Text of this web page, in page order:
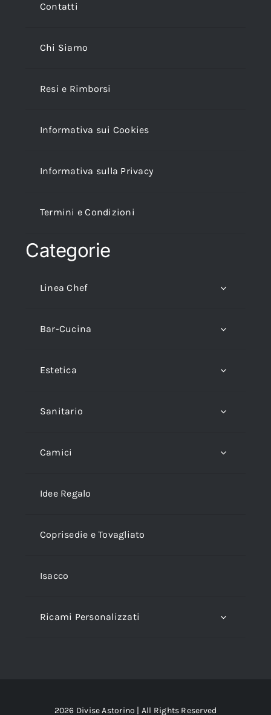
Contatti
Chi Siamo
Resi e Rimborsi
Informativa sui Cookies
Informativa sulla Privacy
Termini e Condizioni
Categorie
Linea Chef
Bar-Cucina
Estetica
Sanitario
Camici
Idee Regalo
Coprisedie e Tovagliato
Isacco
Ricami Personalizzati
2026 Divise Astorino | All Rights Reserved